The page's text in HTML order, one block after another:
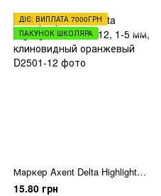
ДІЄ: ВИПЛАТА 7000ГРН
ПАКУНОК ШКОЛЯРА
Маркер Axent Delta Highlighter D2501-12, 1-5 мм, клиновидный оранжевый
15.80 грн